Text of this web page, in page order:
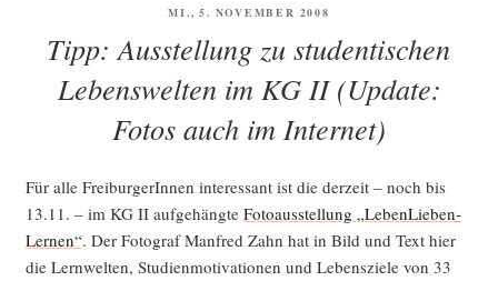
VERÖFFENTLICHT
MI., 5. NOVEMBER 2008
Tipp: Ausstellung zu studentischen
Lebenswelten im KG II (Update:
Fotos auch im Internet)
Für alle Frei­bur­ge­rIn­nen inter­es­sant ist die der­zeit – noch bis
13.11. – im KG II auf­ge­häng­te Foto­aus­stel­lung „Leben­Lie­ben­
Ler­nen“. Der Foto­graf Man­fred Zahn hat in Bild und Text hier
die Lern­wel­ten, Stu­di­en­mo­ti­va­tio­nen und Lebens­zie­le von 33